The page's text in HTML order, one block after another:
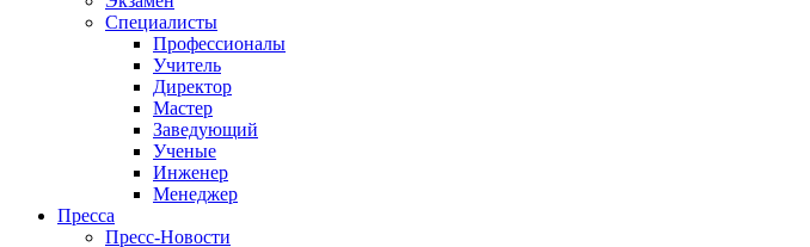
Специалисты
Профессионалы
Учитель
Директор
Мастер
Заведующий
Ученые
Инженер
Менеджер
Пресса
Пресс-Новости